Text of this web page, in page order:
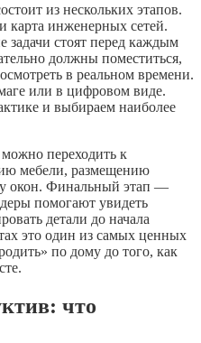
из нескольких этапов.
инженерных сетей.
задачи стоят перед каждым
должны поместиться,
в реальном времени.
или в цифровом виде.
и выбираем наиболее
переходить к
мебели, размещению
окон. Финальный этап —
помогают увидеть
детали до начала
это один из самых ценных
по дому до того, как
что